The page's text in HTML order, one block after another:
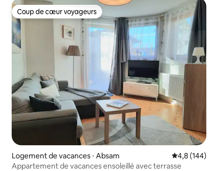
Coup de cœur voyageurs
Coup de cœur voyageurs
Logement de vacances ⋅ Absam Évaluation
4,8 (144)
Appartement de vacances ensoleillé avec terrasse